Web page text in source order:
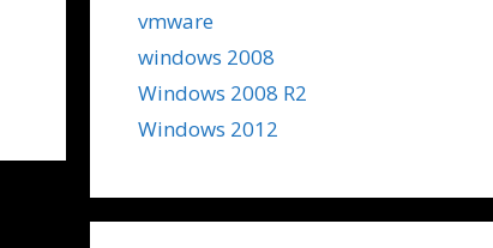
vmware
windows 2008
Windows 2008 R2
Windows 2012